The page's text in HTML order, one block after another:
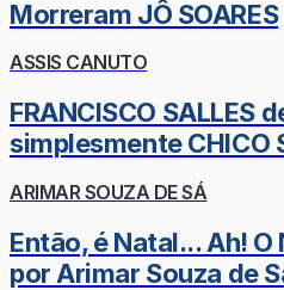
Morreram JÔ SOARES
ASSIS CANUTO
FRANCISCO SALLES
simplesmente CHICO
ARIMAR SOUZA DE SÁ
Então, é Natal... Ah!
por Arimar Souza de